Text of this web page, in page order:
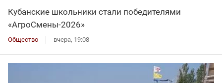
Кубанские школьники стали победителями
«АгроСмены-2026»
Общество вчера, 19:08